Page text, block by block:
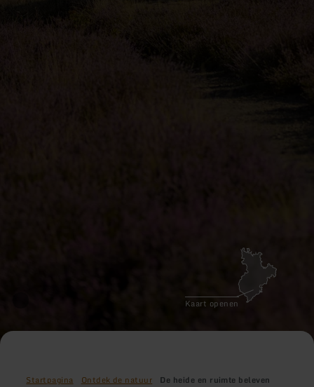
Kaart openen
Startpagina Ontdek de natuur De heide en ruimte beleven